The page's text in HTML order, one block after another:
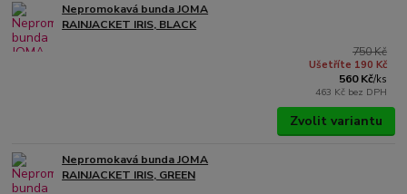
Nepromokavá bunda JOMA
RAINJACKET IRIS, BLACK
750 Kč
Ušetříte 190 Kč
560 Kč/ks
463 Kč bez DPH
Zvolit variantu
Nepromokavá bunda JOMA
RAINJACKET IRIS, GREEN